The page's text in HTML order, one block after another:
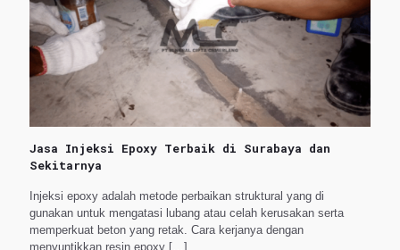
Jasa Injeksi Epoxy Terbaik di Surabaya dan
Sekitarnya
Injeksi epoxy adalah metode perbaikan struktural yang di
gunakan untuk mengatasi lubang atau celah kerusakan serta
memperkuat beton yang retak. Cara kerjanya dengan
menyuntikkan resin epoxy […]